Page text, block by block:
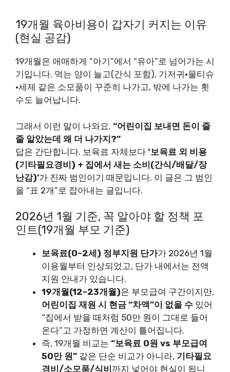
19개월 육아비용이 갑자기 커지는 이유
(현실 공감)
19개월은 애매하게 “아기”에서 “유아”로 넘어가는 시
기입니다. 먹는 양이 늘고(간식 포함), 기저귀·물티슈
·세제 같은 소모품이 꾸준히 나가고, 밖에 나가는 횟
수도 늘어납니다.
그래서 이런 말이 나와요. “어린이집 보내면 돈이 줄
줄 알았는데 왜 더 나가지?”
답은 간단합니다. 보육료 자체보다 ‘보육료 외 비용
(기타필요경비) + 집에서 새는 소비(간식/배달/장
난감)’가 진짜 범인이기 때문입니다. 이 글은 그 범인
을 “표 2개”로 잡아내는 글입니다.
2026년 1월 기준, 꼭 알아야 할 정책 포
인트(19개월 부모 기준)
보육료(0~2세) 정부지원 단가가 2026년 1월
이용월부터 인상되었고, 단가 내에서는 전액
지원 안내가 있습니다.
19개월(12~23개월)은 부모급여 구간이지만,
어린이집 재원 시 현금 “차액”이 없을 수 있어
“집에서 받을 때처럼 50만 원이 그대로 들어
온다”고 가정하면 계산이 틀어집니다.
즉, 19개월 비교는 “보육료 0원 vs 부모급여
50만 원” 같은 단순 비교가 아니라, 기타필요
경비/소모품/식비 까지 넣어야 현실이 됩니